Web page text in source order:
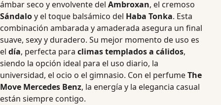
ámbar seco y envolvente del Ambroxan, el cremoso
Sándaloy el toque balsámico del Haba Tonka. Esta
combinación ambarada y amaderada asegura un final
suave, sexy y duradero. Su mejor momento de uso es
el día, perfecta para climas templados a cálidos,
siendo la opción ideal para el uso diario, la
universidad, el ocio o el gimnasio. Con el perfumeThe
Move Mercedes Benz, la energía y la elegancia casual
están siempre contigo.